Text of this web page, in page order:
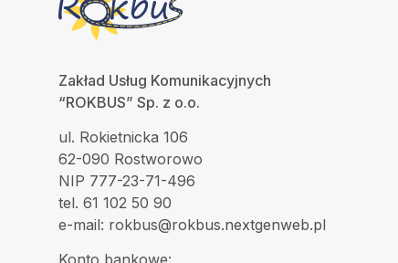
Zakład Usług Komunikacyjnych
“ROKBUS” Sp. z o.o.
ul. Rokietnicka 106
62-090 Rostworowo
NIP 777-23-71-496
tel. 61 102 50 90
e-mail: rokbus@rokbus.nextgenweb.pl